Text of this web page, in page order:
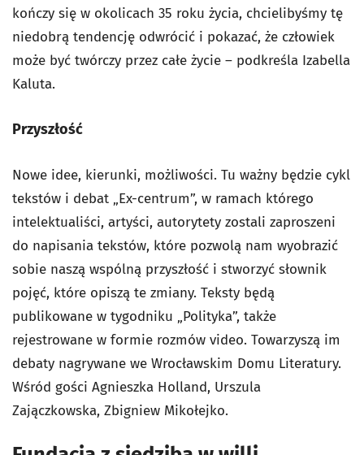
kończy się w okolicach 35 roku życia, chcielibyśmy tę
niedobrą tendencję odwrócić i pokazać, że człowiek
może być twórczy przez całe życie – podkreśla Izabella
Kaluta.
Przyszłość
Nowe idee, kierunki, możliwości. Tu ważny będzie cykl
tekstów i debat „Ex-centrum”, w ramach którego
intelektualiści, artyści, autorytety zostali zaproszeni
do napisania tekstów, które pozwolą nam wyobrazić
sobie naszą wspólną przyszłość i stworzyć słownik
pojęć, które opiszą te zmiany. Teksty będą
publikowane w tygodniku „Polityka”, także
rejestrowane w formie rozmów video. Towarzyszą im
debaty nagrywane we Wrocławskim Domu Literatury.
Wśród gości Agnieszka Holland, Urszula
Zajączkowska, Zbigniew Mikołejko.